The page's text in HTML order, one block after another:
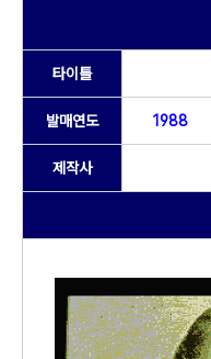
타이틀
발매연도 1988
제작사